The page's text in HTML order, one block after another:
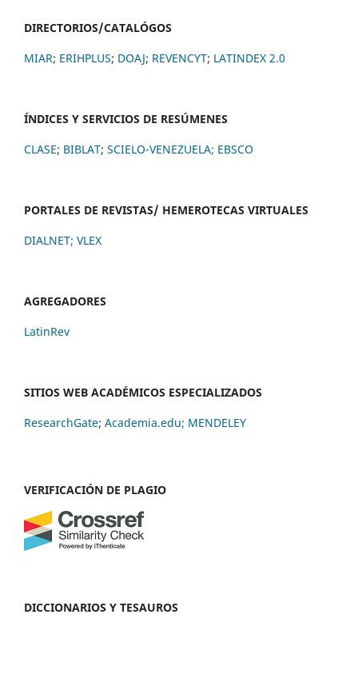
DIRECTORIOS/CATALÓGOS
MIAR; ERIHPLUS; DOAJ; REVENCYT; LATINDEX 2.0
ÍNDICES Y SERVICIOS DE RESÚMENES
CLASE; BIBLAT; SCIELO-VENEZUELA; EBSCO
PORTALES DE REVISTAS/ HEMEROTECAS VIRTUALES
DIALNET; VLEX
AGREGADORES
LatinRev
SITIOS WEB ACADÉMICOS ESPECIALIZADOS
ResearchGate; Academia.edu; MENDELEY
VERIFICACIÓN DE PLAGIO
DICCIONARIOS Y TESAUROS